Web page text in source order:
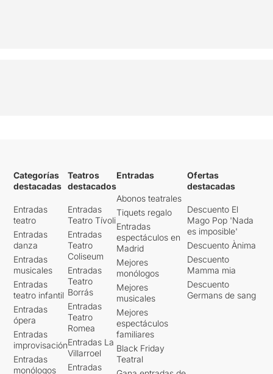
Categorías
destacadas
Entradas
teatro
Entradas
danza
Entradas
musicales
Entradas
teatro infantil
Entradas
ópera
Entradas
improvisación
Entradas
monólogos
Teatros
destacados
Entradas
Teatro Tívoli
Entradas
Teatro
Coliseum
Entradas
Teatro
Borrás
Entradas
Teatro
Romea
Entradas La
Villarroel
Entradas
Entradas
Abonos teatrales
Tiquets regalo
Entradas
espectáculos en
Madrid
Mejores
monólogos
Mejores
musicales
Mejores
espectáculos
familiares
Black Friday
Teatral
Ofertas
destacadas
Descuento El
Mago Pop 'Nada
es imposible'
Descuento Ànima
Descuento
Mamma mia
Descuento
Germans de sang